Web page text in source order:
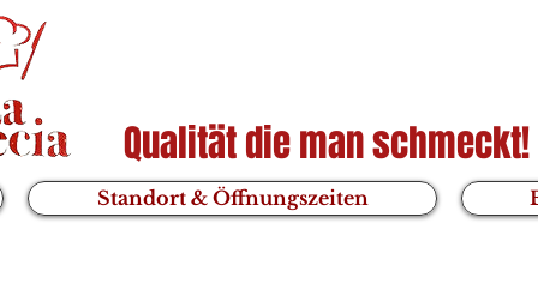
Qualität die man schmeckt!
Standort & Öffnungszeiten